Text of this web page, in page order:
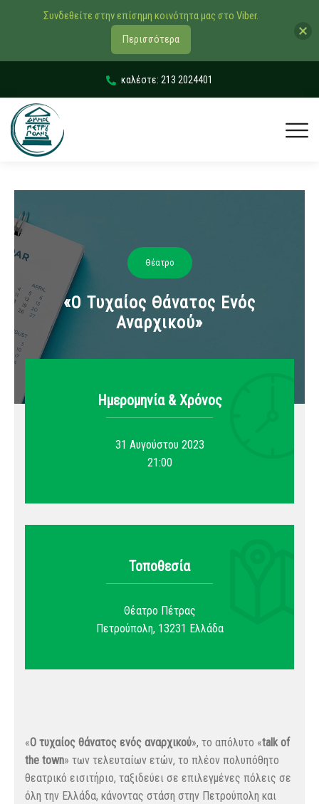
καλέστε: 213 2024401
Θέατρο
«Ο Τυχαίος Θάνατος Ενός
Αναρχικού»
Ημερομηνία & Xρόνος
31 Αυγούστου 2023
21:00
Τοποθεσία
Θέατρο Πέτρας
Πετρούπολη, 13231 Ελλάδα
«Ο τυχαίος θάνατος ενός αναρχικού», το απόλυτο «talk of
the town» των τελευταίων ετών, το πλέον πολυπόθητο
θεατρικό εισιτήριο, ταξιδεύει σε επιλεγμένες πόλεις σε
όλη την Ελλάδα, κάνοντας στάση στην Πετρούπολη και
Συνδεθείτε στην επίσημη κοινότητα μας στο Viber.
Περισσότερα